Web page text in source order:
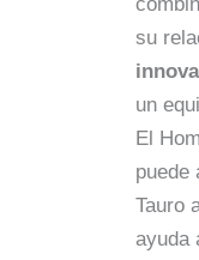
su
un
El
puede
Tauro
ayuda